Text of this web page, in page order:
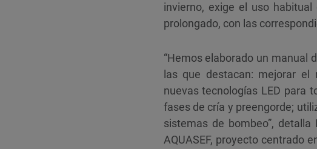
invierno, exige el uso
prolongado, con las
“Hemos elaborado un manual
las que destacan: mejorar
nuevas tecnologías LED para
fases de cría y preengorde;
sistemas de bombeo”,
AQUASEF, proyecto centrado